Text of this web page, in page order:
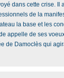
dans cette crise. Il
de la
la base et les
appelle de ses
de Damoclès qui